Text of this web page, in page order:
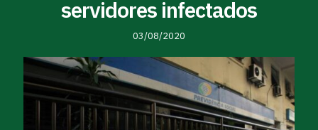
servidores infectados
03/08/2020